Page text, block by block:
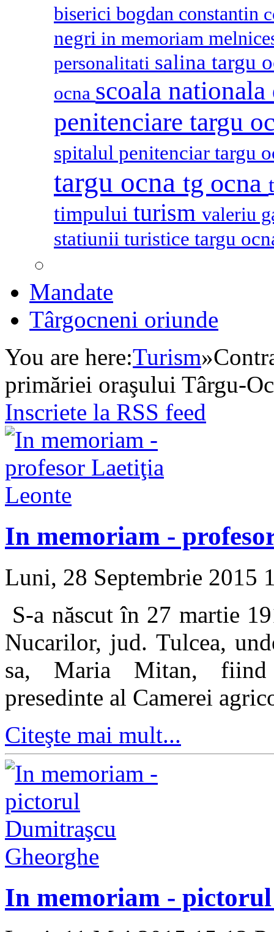
biserici bogdan constantin
negri in memoriam
personalitati salina targu
ocna scoala
penitenciare targu
spitalul penitenciar targu
targu ocna tg ocna
timpului turism valeriu
statiunii turistice targu
Mandate
Târgocneni oriunde
You are here:Turism»
primăriei oraşului Târgu-
Inscriete la RSS feed
In memoriam -
Luni, 28 Septembrie 2015
S-a născut în 27 martie
Nucarilor, jud. Tulcea,
sa, Maria Mitan, fiind
presedinte al Camerei
Citeşte mai mult...
In memoriam -